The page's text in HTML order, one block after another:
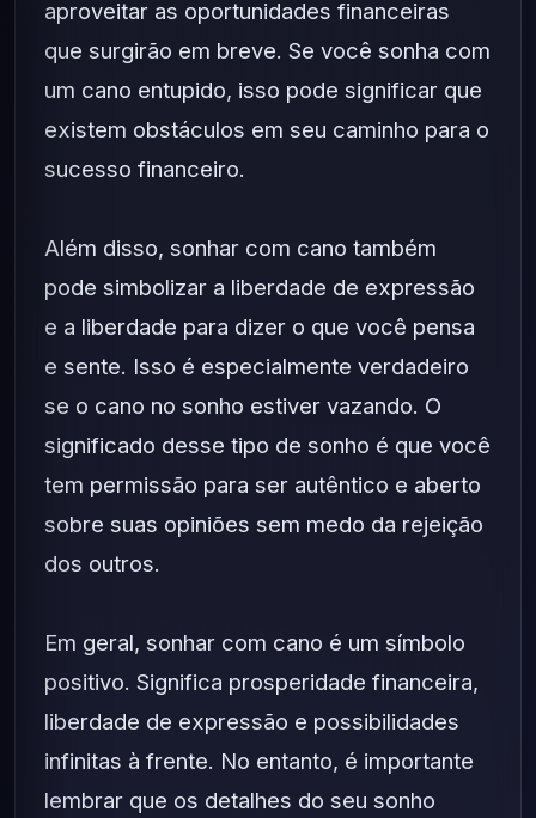
aproveitar as oportunidades financeiras
que surgirão em breve. Se você sonha com
um cano entupido, isso pode significar que
existem obstáculos em seu caminho para o
sucesso financeiro.
Além disso, sonhar com cano também
pode simbolizar a liberdade de expressão
e a liberdade para dizer o que você pensa
e sente. Isso é especialmente verdadeiro
se o cano no sonho estiver vazando. O
significado desse tipo de sonho é que você
tem permissão para ser autêntico e aberto
sobre suas opiniões sem medo da rejeição
dos outros.
Em geral, sonhar com cano é um símbolo
positivo. Significa prosperidade financeira,
liberdade de expressão e possibilidades
infinitas à frente. No entanto, é importante
lembrar que os detalhes do seu sonho